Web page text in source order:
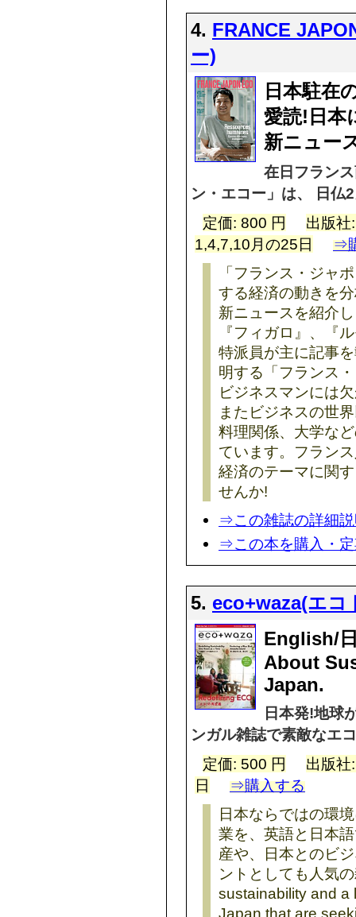
4. FRANCE
ー)
日本駐在
愛読!日本
新ニュー
在日フラン
ン・エコー」は、 日仏
定価: 800 円
出版
1,4,7,10月の25日
⇒
「フランス・ジャ
する経済の動きを
新ニュースを紹介
『フィガロ』、『
特派員が主に記事
明する「フランス
ビジネスマンには
またビジネスの世
料理関係、大学な
ています。フラン
経済のテーマに関
せんか!
⇒この雑誌の詳細
⇒この本を購入・
5. eco+waza(エコ
English/
About
Japan.
日本発!地球
ンガル雑誌で素敵なエ
定価: 500 円
出版
日
⇒購入する
日本ならではの環
業を、英語と日本
産や、日本とのビ
ントとしても人気
sustainability and a
Japan that are